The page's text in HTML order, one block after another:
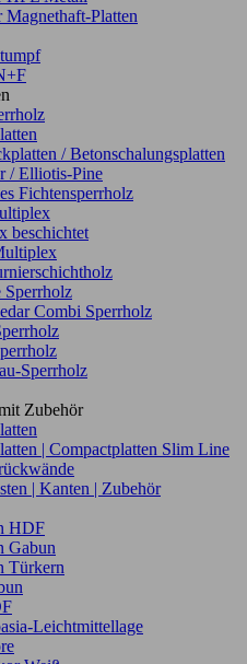
Magnethaft-Platten
/ Betonschalungsplatten
/ Elliotis-Pine
Fichtensperrholz
beschichtet
Sperrholz
Combi Sperrholz
Sperrholz
Zubehör
| Compactplatten Slim Line
| Kanten | Zubehör
HDF
Gabun
Türkern
Leichtmittellage